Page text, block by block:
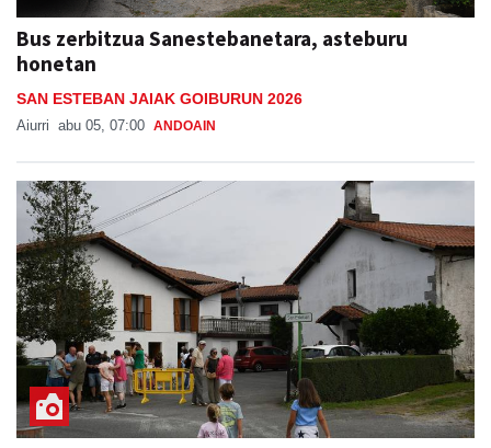
Bus zerbitzua Sanestebanetara, asteburu
honetan
SAN ESTEBAN JAIAK GOIBURUN 2026
Aiurri abu 05, 07:00 ANDOAIN